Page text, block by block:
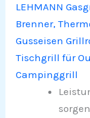
LEHMANN
Brenner,
Gusseisen
Tischgrill für
Campinggrill